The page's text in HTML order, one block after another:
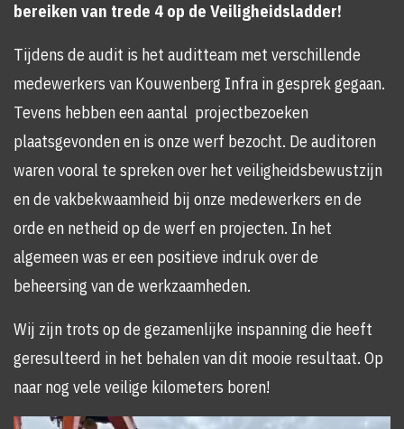
bereiken van trede 4 op de Veiligheidsladder!
Tijdens de audit is het auditteam met verschillende
medewerkers van Kouwenberg Infra in gesprek gegaan.
Tevens hebben een aantal projectbezoeken
plaatsgevonden en is onze werf bezocht. De auditoren
waren vooral te spreken over het veiligheidsbewustzijn
en de vakbekwaamheid bij onze medewerkers en de
orde en netheid op de werf en projecten. In het
algemeen was er een positieve indruk over de
beheersing van de werkzaamheden.
Wij zijn trots op de gezamenlijke inspanning die heeft
geresulteerd in het behalen van dit mooie resultaat. Op
naar nog vele veilige kilometers boren!